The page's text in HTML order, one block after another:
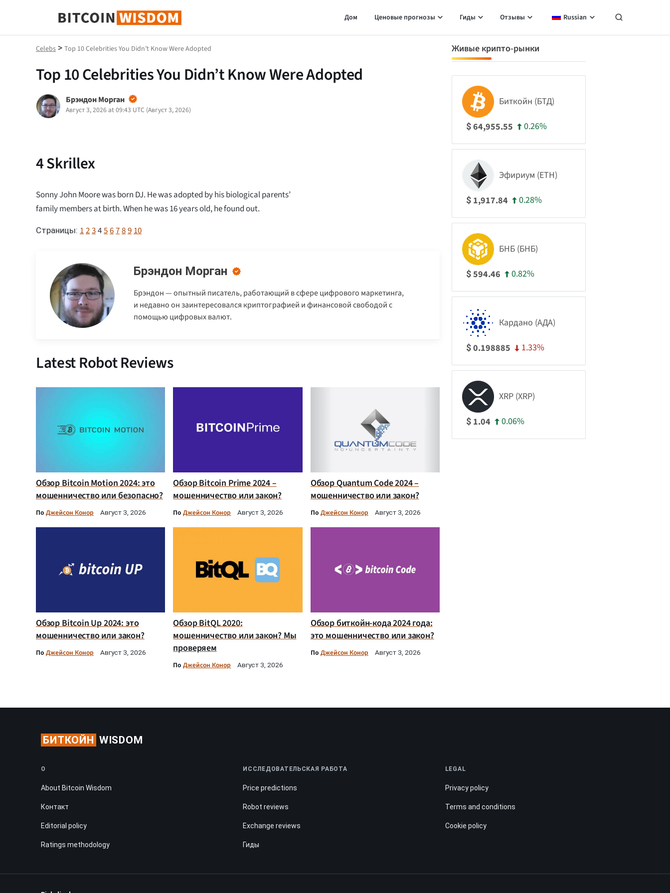
Биткойн Мудрость
Дом Ценовые прогнозы Гиды Отзывы Russian
Celebs > Top 10 Celebrities You Didn’t Know Were Adopted
Top 10 Celebrities You Didn’t Know Were Adopted
Брэндон Морган
Август 3, 2026 at 09:43 UTC (Август 3, 2026)
4Skrillex
Sonny John Moore was born DJ. He was adopted by his biological parents’
family members at birth. When he was 16 years old, he found out.
Страницы: 12345678910
Брэндон Морган
Брэндон — опытный писатель, работающий в сфере цифрового маркетинга,
и недавно он заинтересовался криптографией и финансовой свободой с
помощью цифровых валют.
Latest Robot Reviews
Обзор Bitcoin Motion 2024: это
мошенничество или безопасно?
По Джейсон Конор Август 3, 2026
Обзор Bitcoin Prime 2024 –
мошенничество или закон?
ПоДжейсон Конор Август 3, 2026
Обзор Quantum Code 2024 –
мошенничество или закон?
По Джейсон Конор Август 3, 2026
Обзор Bitcoin Up 2024: это
мошенничество или закон?
По Джейсон Конор Август 3, 2026
Обзор BitQL 2020:
мошенничество или закон? Мы
проверяем
ПоДжейсон Конор Август 3, 2026
Обзор биткойн-кода 2024 года:
это мошенничество или закон?
По Джейсон Конор Август 3, 2026
Живые крипто-рынки
Биткойн (БТД)
$64,955.55 0.26%
Эфириум (ETH)
$ 1,917.84 0.28%
БНБ (БНБ)
$594.46 0.82%
Кардано (АДА)
$0.198885 1.33%
XRP (XRP)
$ 1.04 0.06%
БИТКОЙН WISDOM
О
About Bitcoin Wisdom
Контакт
Editorial policy
Ratings methodology
ИССЛЕДОВАТЕЛЬСКАЯ РАБОТА
Price predictions
Robot reviews
Exchange reviews
Гиды
LEGAL
Privacy policy
Terms and conditions
Cookie policy